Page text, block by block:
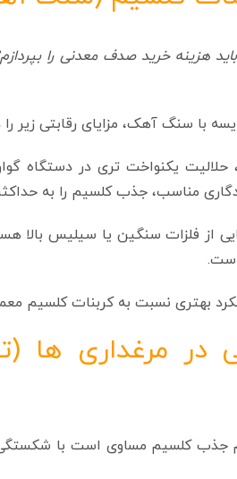
هزینه خرید صدف معدنی را
با سنگ آهک، مزایای رقابتی زیر را
حلالیت یکنواخت‌ تری در دستگاه
مناسب، جذب کلسیم را به
فلزات سنگین یا سیلیس بالا
بهتری نسبت به کربنات کلسیم
مرغداری‌ ها
کلسیم مساوی است با شکستگی